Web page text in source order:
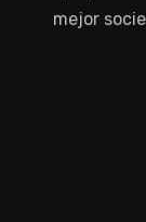
mejor